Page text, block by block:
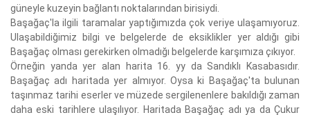
güneyle kuzeyin bağlantı noktalarından birisiydi.
Başağaç'la ilgili taramalar yaptığımızda çok veriye ulaşamıyoruz.
Ulaşabildiğimiz bilgi ve belgelerde de eksiklikler yer aldığı gibi
Başağaç olması gerekirken olmadığı belgelerde karşımıza çıkıyor.
Örneğin yanda yer alan harita 16. yy da Sandıklı Kasabasıdır.
Başağaç adı haritada yer almıyor. Oysa ki Başağaç'ta bulunan
taşınmaz tarihi eserler ve müzede sergilenenlere bakıldığı zaman
daha eski tarihlere ulaşılıyor. Haritada Başağaç adı ya da Çukur